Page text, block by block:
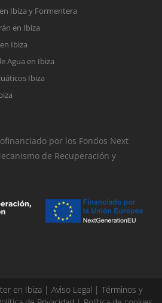
Ibiza y Formentera
en Ibiza
Ibiza
Agua en Ibiza
Ibiza
por los Fondos Next
de Recuperación y
en Ibiza | Aviso Legal | Términos y